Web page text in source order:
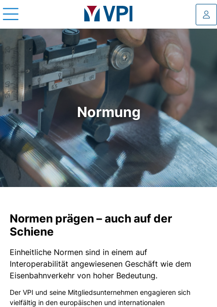
Normung
Normen prägen – auch auf der
Schiene
Einheitliche Normen sind in einem auf
Interoperabilität angewiesenen Geschäft wie dem
Eisenbahnverkehr von hoher Bedeutung.
Der VPI und seine Mitgliedsunternehmen engagieren sich
vielfältig in den europäischen und internationalen